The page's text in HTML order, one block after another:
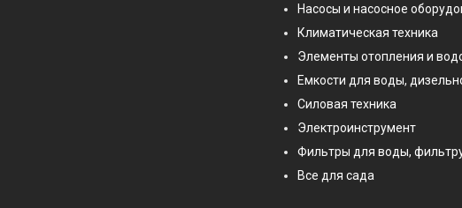
Насосы и насосное
Климатическая техника
Элементы отопления и
Емкости для воды,
Силовая техника
Электроинструмент
Фильтры для воды,
Все для сада